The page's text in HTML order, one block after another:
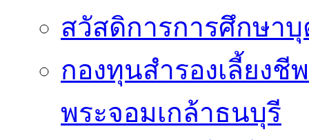
สวัสดิการการศึกษาบุ
กองทุนสำรองเลี้ยง
พระจอมเกล้าธนบุรี